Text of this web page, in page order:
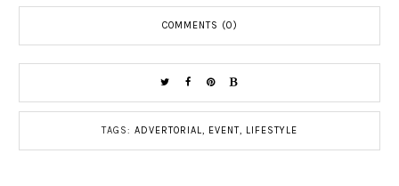
COMMENTS (0)
TAGS: ADVERTORIAL, EVENT, LIFESTYLE